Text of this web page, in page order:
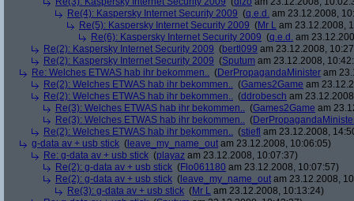
Re(4): Kaspersky Internet Security 2009 (q.e.d. am 23.12.2008,
Re(5): Kaspersky Internet Security 2009 (Mr L am 23.12.2008,
Re(6): Kaspersky Internet Security 2009 (q.e.d. am
Re(2): Kaspersky Internet Security 2009 (bertl099 am 23.12.2008,
Re(2): Kaspersky Internet Security 2009 (Sputum am 23.12.2008,
Re: Welches ETWAS hab ihr bekommen.. (DerPropagandaMinister am
Re(2): Welches ETWAS hab ihr bekommen.. (Games2Game am
Re(2): Welches ETWAS hab ihr bekommen.. (ddrobesch am
Re(3): Welches ETWAS hab ihr bekommen.. (Games2Game am
Re(3): Welches ETWAS hab ihr bekommen.. (
Re(2): Welches ETWAS hab ihr bekommen.. (stiefl am 23.12.2008,
g-data av + usb stick ( leave_my_name_out am 23.12.2008, 10:06:05)
Re: g-data av + usb stick (playaz am 23.12.2008, 10:07:37)
Re(2): g-data av + usb stick (Flo061180 am 23.12.2008, 10:07:57)
Re(2): g-data av + usb stick ( leave_my_name_out am 23.12.2008,
Re(3): g-data av + usb stick (Mr L am 23.12.2008, 10:13:24)